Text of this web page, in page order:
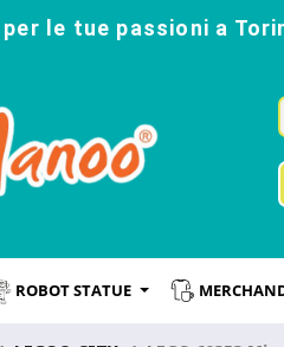
le tue passioni a
ROBOT STATUE